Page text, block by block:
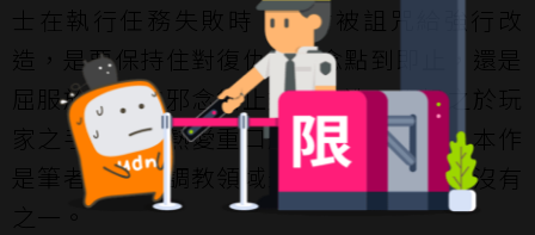
士在執行任務失敗時，也會被詛咒給強行改
造，是要保持住對復仇的執念點到即止，還是
屈服於慾望的邪念無止盡地改造，都操之於玩
家之手。對於熱愛重口題材的筆者來說，本作
是筆者在改造調教領域最為喜愛的黃遊，沒有
之一。